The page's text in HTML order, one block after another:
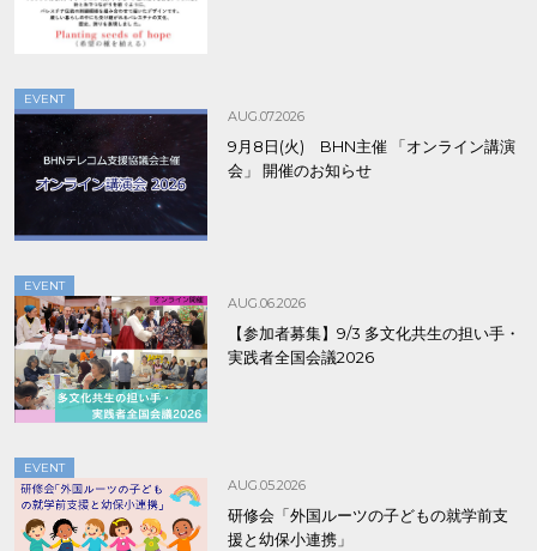
EVENT
AUG.07.2026
9月8日(火) BHN主催 「オンライン講演
会」 開催のお知らせ
EVENT
AUG.06.2026
【参加者募集】9/3 多文化共生の担い手・
実践者全国会議2026
EVENT
AUG.05.2026
研修会「外国ルーツの子どもの就学前支
援と幼保小連携」